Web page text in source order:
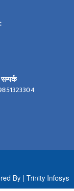
By | Trinity Infosys